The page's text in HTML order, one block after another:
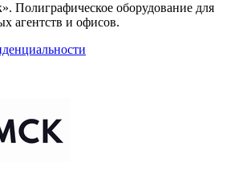
оборудование для
агентств и офисов.